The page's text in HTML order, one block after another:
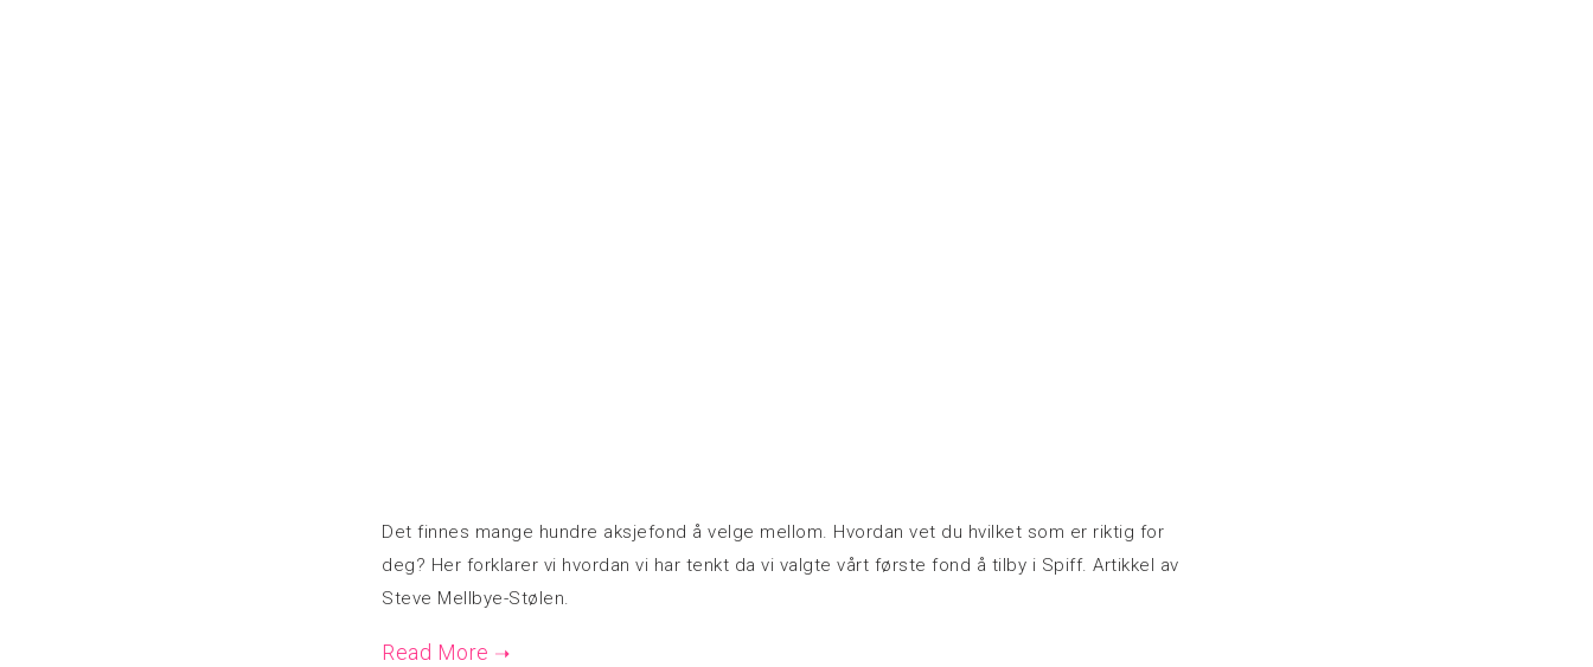
Det finnes mange hundre aksjefond å velge mellom. Hvordan vet du hvilket som er riktig for
deg? Her forklarer vi hvordan vi har tenkt da vi valgte vårt første fond å tilby i Spiff. Artikkel av
Steve Mellbye-Stølen.